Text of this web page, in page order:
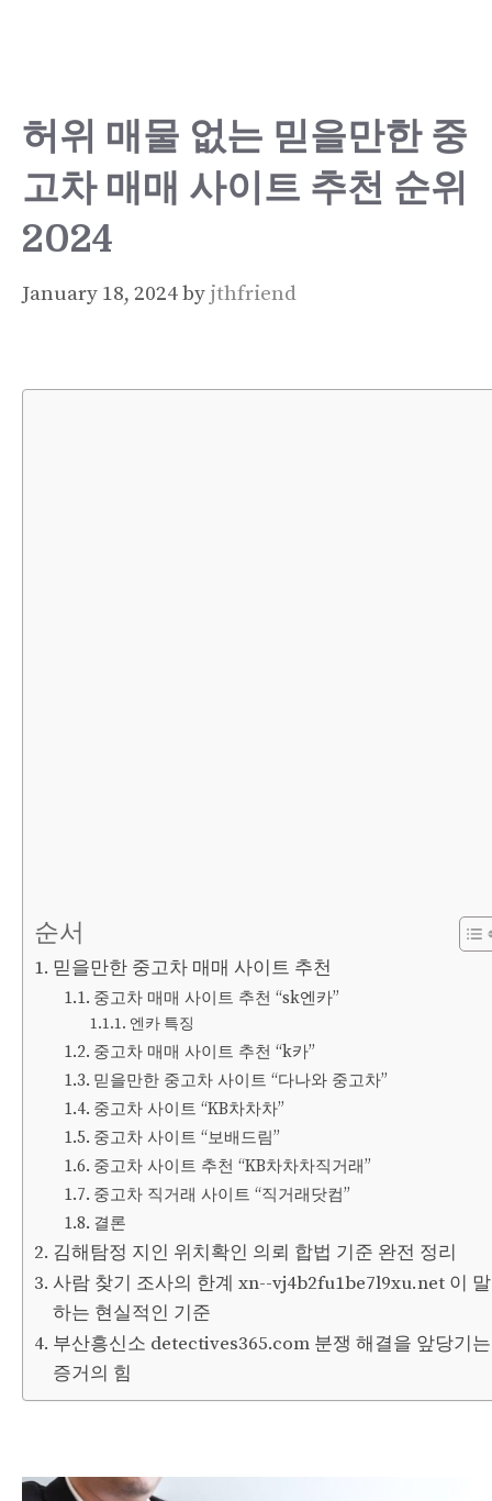
허위 매물 없는 믿을만한 중
고차 매매 사이트 추천 순위
2024
January 18, 2024by jthfriend
순서
믿을만한 중고차 매매 사이트 추천
중고차 매매 사이트 추천 “sk엔카”
엔카 특징
중고차 매매 사이트 추천 “k카”
믿을만한 중고차 사이트 “다나와 중고차”
중고차 사이트 “KB차차차”
중고차 사이트 “보배드림”
중고차 사이트 추천 “KB차차차직거래”
중고차 직거래 사이트 “직거래닷컴”
결론
김해탐정 지인 위치확인 의뢰 합법 기준 완전 정리
사람 찾기 조사의 한계 xn--vj4b2fu1be7l9xu.net 이 말
하는 현실적인 기준
부산흥신소 detectives365.com 분쟁 해결을 앞당기는
증거의 힘